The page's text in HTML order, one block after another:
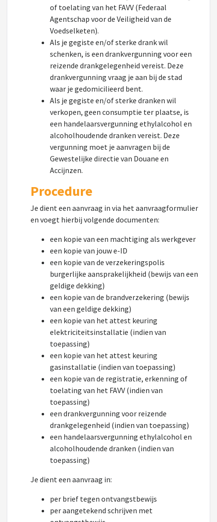
of toelating van het FAVV (Federaal
Agentschap voor de Veiligheid van de
Voedselketen).
Als je gegiste en/of sterke drank wil
schenken, is een drankvergunning voor een
reizende drankgelegenheid vereist. Deze
drankvergunning vraag je aan bij de stad
waar je gedomicilieerd bent.
Als je gegiste en/of sterke dranken wil
verkopen, geen consumptie ter plaatse, is
een handelaarsvergunning ethylalcohol en
alcoholhoudende dranken vereist. Deze
vergunning moet je aanvragen bij de
Gewestelijke directie van Douane en
Accijnzen.
Procedure
Je dient een aanvraag in via het aanvraagformulier
en voegt hierbij volgende documenten:
een kopie van een machtiging als werkgever
een kopie van jouw e-ID
een kopie van de verzekeringspolis
burgerlijke aansprakelijkheid (bewijs van een
geldige dekking)
een kopie van de brandverzekering (bewijs
van een geldige dekking)
een kopie van het attest keuring
elektriciteitsinstallatie (indien van
toepassing)
een kopie van het attest keuring
gasinstallatie (indien van toepassing)
een kopie van de registratie, erkenning of
toelating van het FAVV (indien van
toepassing)
een drankvergunning voor reizende
drankgelegenheid (indien van toepassing)
een handelaarsvergunning ethylalcohol en
alcoholhoudende dranken (indien van
toepassing)
Je dient een aanvraag in:
per brief tegen ontvangstbewijs
per aangetekend schrijven met